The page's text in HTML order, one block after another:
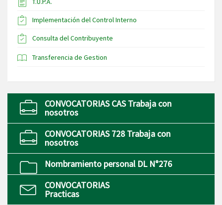
Implementación del Control Interno
Consulta del Contribuyente
Transferencia de Gestion
CONVOCATORIAS CAS Trabaja con
nosotros
CONVOCATORIAS 728 Trabaja con
nosotros
Nombramiento personal DL N°276
CONVOCATORIAS
Practicas